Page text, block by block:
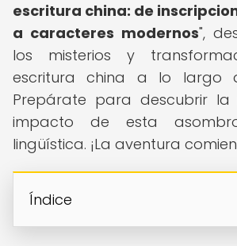
escritura china: de
a caracteres modernos",
los misterios y
escritura china a lo largo
Prepárate para descubrir la
impacto de esta
lingüística. ¡La aventura
Índice